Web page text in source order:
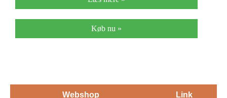
Køb nu »
Webshop Link